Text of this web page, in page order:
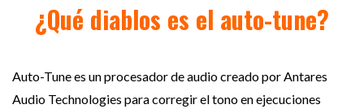
¿Qué diablos es el auto-tune?
Auto-Tune es un procesador de audio creado por Antares
Audio Technologies para corregir el tono en ejecuciones